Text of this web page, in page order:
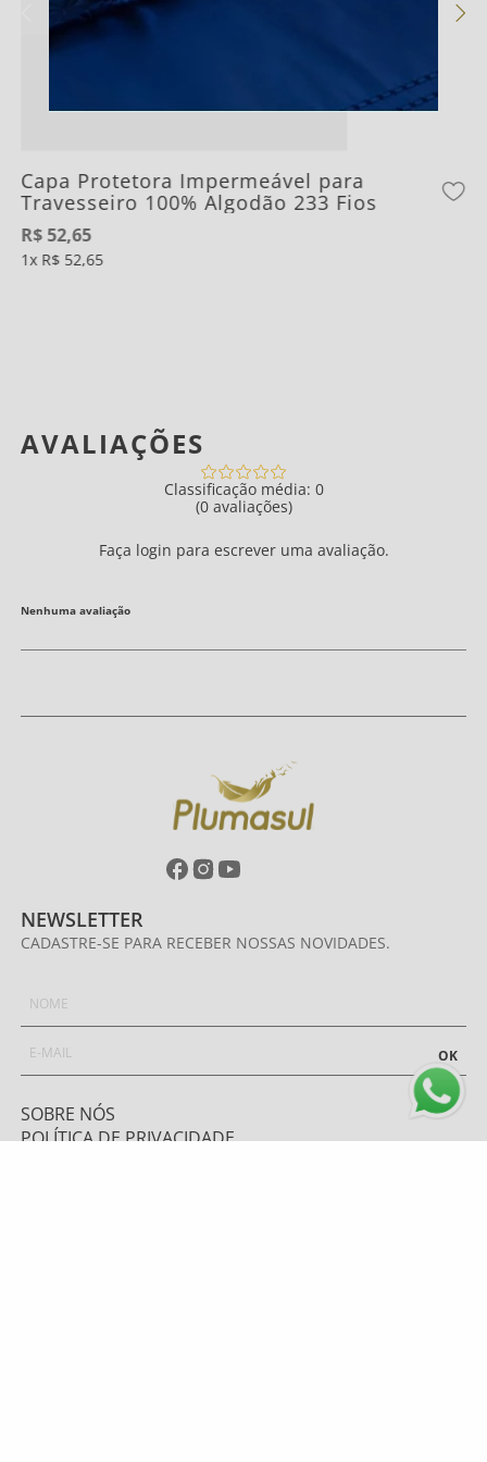
Capa Protetora Impermeável para
Travesseiro 100% Algodão 233 Fios
R$ 52,65
1 R$ 52,65
AVALIAÇÕES
Classificação média: 0
(0 avaliações)
Faça login para escrever uma avaliação.
Nenhuma avaliação
NEWSLETTER
CADASTRE-SE PARA RECEBER NOSSAS NOVIDADES.
OK
SOBRE NÓS
POLÍTICA DE PRIVACIDADE